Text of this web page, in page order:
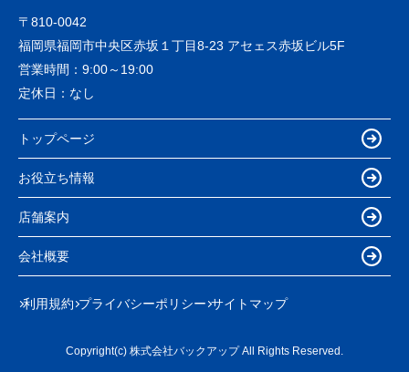
〒810-0042
福岡県福岡市中央区赤坂１丁目8-23 アセェス赤坂ビル5F
営業時間： 9:00～19:00
定休日： なし
トップページ
お役立ち情報
店舗案内
会社概要
利用規約 プライバシーポリシー サイトマップ
Copyright(c) 株式会社バックアップ All Rights Reserved.